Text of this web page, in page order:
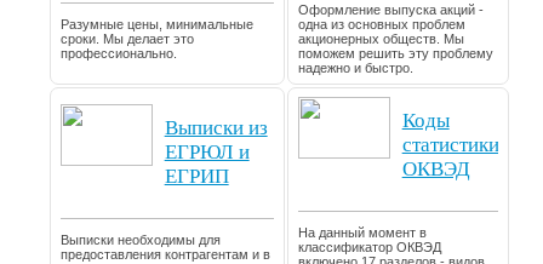
Разумные цены, минимальные
сроки. Мы делает это
профессионально.
Оформление выпуска акций -
одна из основных проблем
акционерных обществ. Мы
поможем решить эту проблему
надежно и быстро.
Выписки из
ЕГРЮЛ и
ЕГРИП
Выписки необходимы для
предоставления контрагентам и в
Коды
статистики
ОКВЭД
На данный момент в
классификатор ОКВЭД